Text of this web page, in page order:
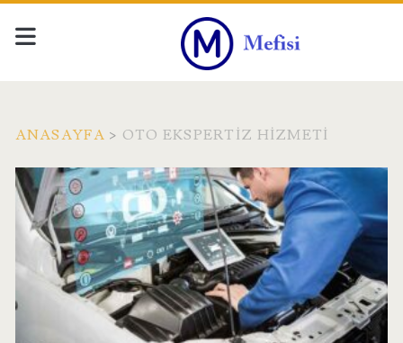
ANASAYFA > OTO EKSPERTIZ HIZMETI
Etiket:
<span>Oto
Ekspertiz
Hizmeti</span>